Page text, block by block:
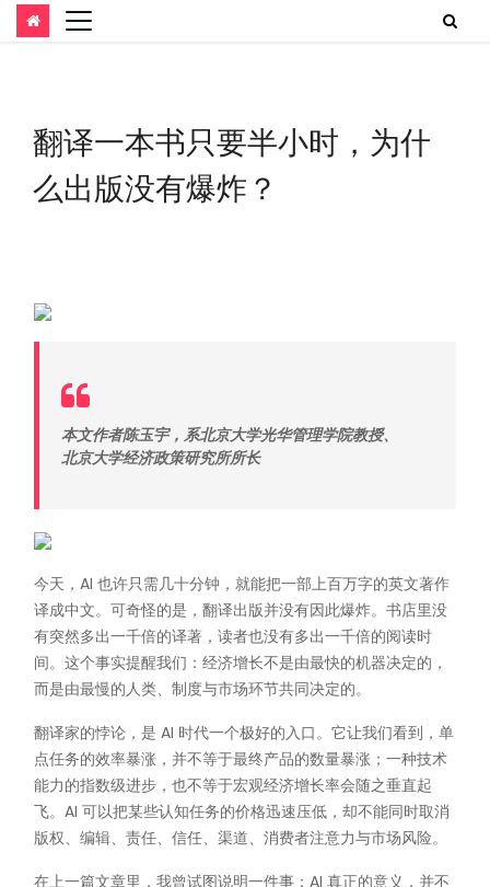
翻译一本书只要半小时，为什
么出版没有爆炸？
本文作者陈玉宇，系北京大学光华管理学院教授、
北京大学经济政策研究所所长
今天，AI 也许只需几十分钟，就能把一部上百万字的英文著作
译成中文。可奇怪的是，翻译出版并没有因此爆炸。书店里没
有突然多出一千倍的译著，读者也没有多出一千倍的阅读时
间。这个事实提醒我们：经济增长不是由最快的机器决定的，
而是由最慢的人类、制度与市场环节共同决定的。
翻译家的悖论，是 AI 时代一个极好的入口。它让我们看到，单
点任务的效率暴涨，并不等于最终产品的数量暴涨；一种技术
能力的指数级进步，也不等于宏观经济增长率会随之垂直起
飞。AI 可以把某些认知任务的价格迅速压低，却不能同时取消
版权、编辑、责任、信任、渠道、消费者注意力与市场风险。
在上一篇文章里，我曾试图说明一件事：AI 真正的意义，并不